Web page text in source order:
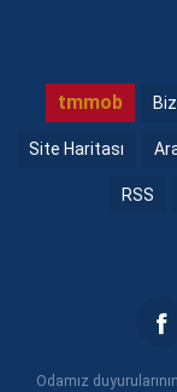
tmmob
Site Haritası
RSS
Odamız